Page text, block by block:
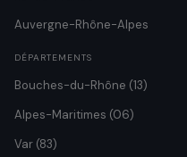
Auvergne-Rhône-Alpes
DÉPARTEMENTS
Bouches-du-Rhône (13)
Alpes-Maritimes (06)
Var (83)